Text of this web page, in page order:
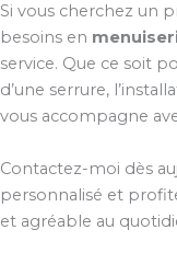
Si vous cherchez un
besoins en
service. Que ce soit
d’une serrure,
vous accompagne
Contactez-moi dès
personnalisé et
et agréable au